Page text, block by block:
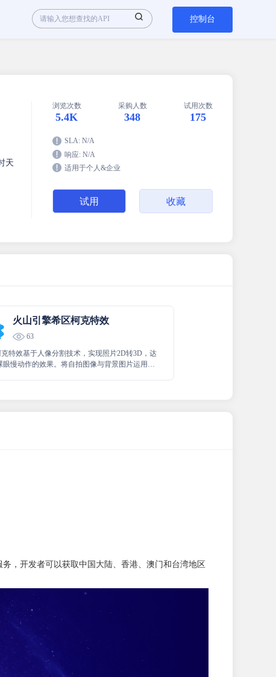
控制台
天
浏览次数
5.4K
采购人数
348
试用次数
175
SLA: N/A
响应: N/A
适用于个人&企业
试用 收藏
火山引擎希区柯克特效
63
特效基于人像分割技术，实现照片2D转3D，达
眼慢动作的效果。将自拍图像与背景图片运用希
，开发者可以获取中国大陆、香港、澳门和台湾地区